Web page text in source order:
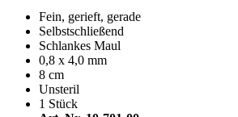
Fein, gerieft, gerade
Selbstschließend
Schlankes Maul
0,8 x 4,0 mm
8 cm
Unsteril
1 Stück